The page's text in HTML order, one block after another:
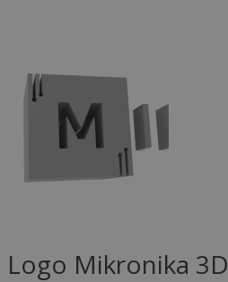
Logo Mikronika 3D